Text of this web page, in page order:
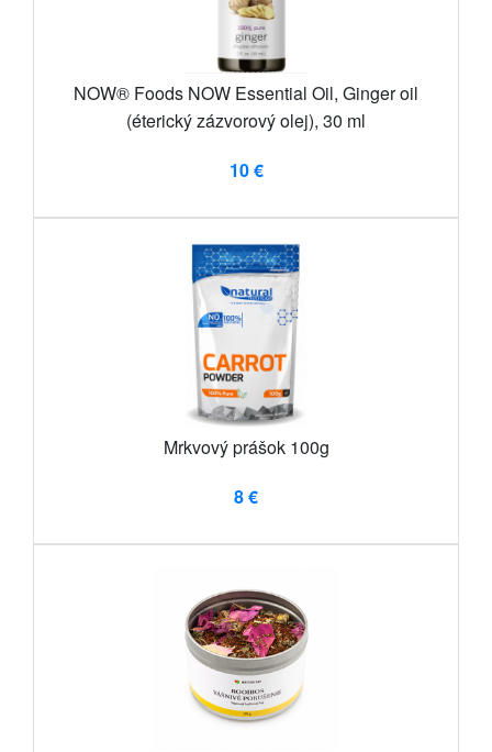
NOW® Foods NOW Essential Oil, Ginger oil
(éterický zázvorový olej), 30 ml
10 €
Mrkvový prášok 100g
8 €